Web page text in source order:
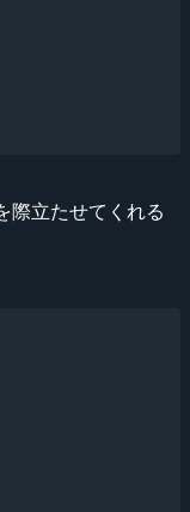
際立たせてくれる